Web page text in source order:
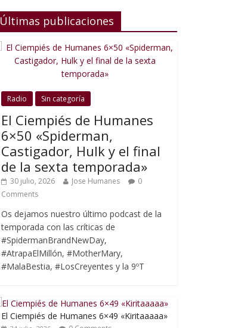
Últimas publicaciones
Radio Sin categoría
El Ciempiés de Humanes
6×50 «Spiderman,
Castigador, Hulk y el final
de la sexta temporada»
30 julio, 2026 Jose Humanes
0
Comments
Os dejamos nuestro último podcast de la
temporada con las críticas de
#SpidermanBrandNewDay,
#AtrapaElMillón, #MotherMary,
#MalaBestia, #LosCreyentes y la 9ºT
El Ciempiés de Humanes 6×49 «Kiritaaaaa»